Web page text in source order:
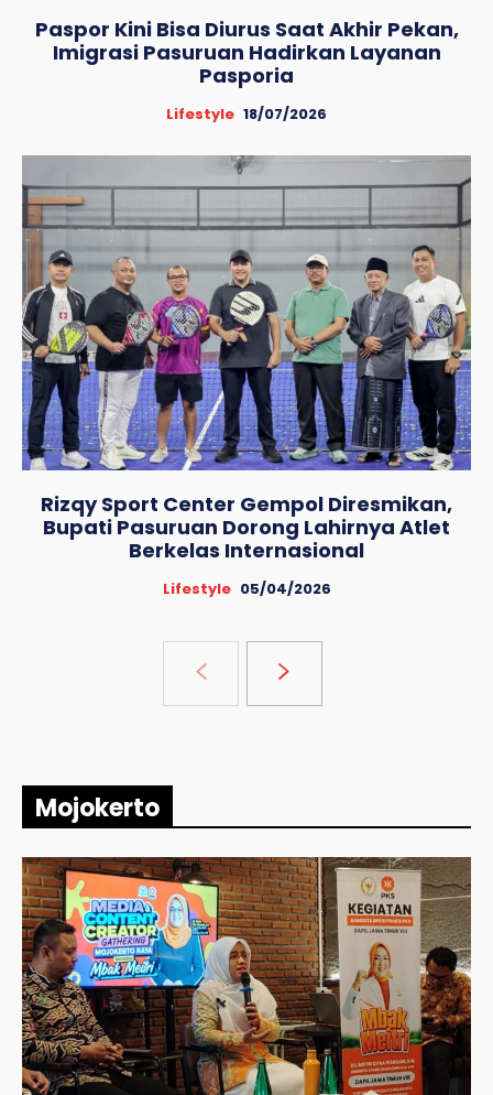
Paspor Kini Bisa Diurus Saat Akhir Pekan,
Imigrasi Pasuruan Hadirkan Layanan
Pasporia
Lifestyle 18/07/2026
Rizqy Sport Center Gempol Diresmikan,
Bupati Pasuruan Dorong Lahirnya Atlet
Berkelas Internasional
Lifestyle 05/04/2026
Mojokerto